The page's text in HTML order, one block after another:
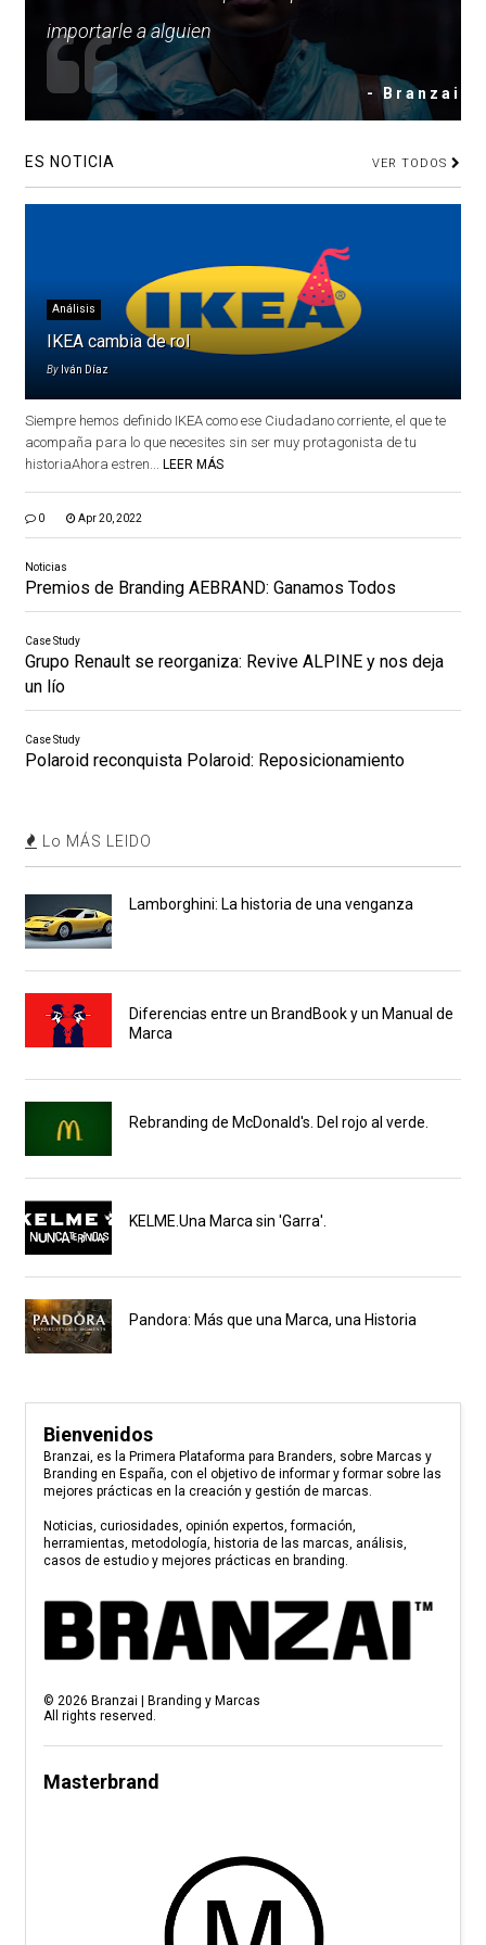
importarle a alguien
- Branzai
ES NOTICIA VER TODOS
Análisis
IKEA cambia de rol
By Iván Díaz
Siempre hemos definido IKEA como ese Ciudadano corriente, el que te
acompaña para lo que necesites sin ser muy protagonista de tu
historiaAhora estren...
LEER MÁS
0 Apr 20, 2022
Noticias
Premios de Branding AEBRAND: Ganamos Todos
Case Study
Grupo Renault se reorganiza: Revive ALPINE y nos deja
un lío
Case Study
Polaroid reconquista Polaroid: Reposicionamiento
Lo MÁS LEIDO
Lamborghini: La historia de una venganza
Diferencias entre un BrandBook y un Manual de
Marca
Rebranding de McDonald's. Del rojo al verde.
KELME.Una Marca sin 'Garra'.
Pandora: Más que una Marca, una Historia
Bienvenidos
Branzai, es la Primera Plataforma para Branders, sobre Marcas y
Branding en España, con el objetivo de informar y formar sobre las
mejores prácticas en la creación y gestión de marcas.
Noticias, curiosidades, opinión expertos, formación,
herramientas, metodología, historia de las marcas, análisis,
casos de estudio y mejores prácticas en branding.
© 2026 Branzai | Branding y Marcas
All rights reserved.
Masterbrand